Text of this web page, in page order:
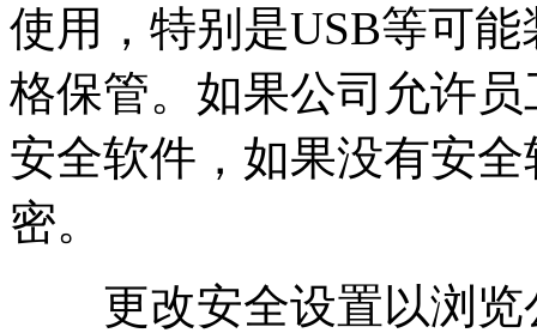
使用，特别是USB等可
格保管。如果公司允许
安全软件，如果没有安
密。
更改安全设置以浏览